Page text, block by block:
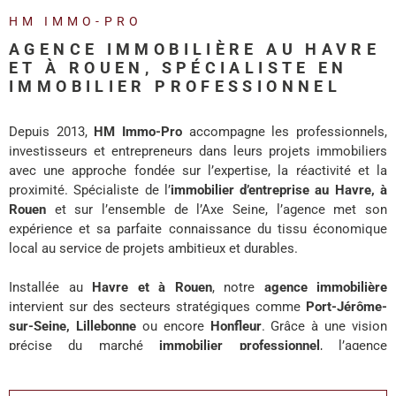
BLOG
HM IMMO-PRO
AGENCE IMMOBILIÈRE AU HAVRE
ET À ROUEN, SPÉCIALISTE EN
IMMOBILIER PROFESSIONNEL
Depuis 2013, HM Immo-Pro accompagne les professionnels,
investisseurs et entrepreneurs dans leurs projets immobiliers
avec une approche fondée sur l’expertise, la réactivité et la
proximité. Spécialiste de l’immobilier d’entreprise au Havre, à
Rouen et sur l’ensemble de l’Axe Seine, l’agence met son
expérience et sa parfaite connaissance du tissu économique
local au service de projets ambitieux et durables.
Installée au Havre et à Rouen, notre agence immobilière
intervient sur des secteurs stratégiques comme Port-Jérôme-
sur-Seine, Lillebonneou encore Honfleur. Grâce à une vision
précise du marché immobilier professionnel , l’agence